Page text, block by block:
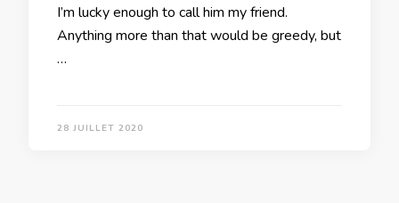
I’m lucky enough to call him my friend.
Anything more than that would be greedy, but
…
28 JUILLET 2020